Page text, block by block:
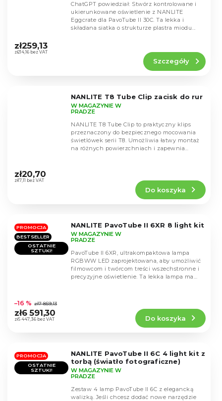
ocena
produktu
zł214,16 bez VAT
zł259,13
Szczegóły
ChatGPT powiedział: Stwórz kontrolowane i
ukierunkowane oświetlenie z NANLITE
Eggcrate dla PavoTube II 30C. Ta lekka i
składana siatka o strukturze plastra miodu...
NANLITE T8 Tube Clip zacisk do rur
ocena
produktu
gwiazdek.
W MAGAZYNIE W
PRADZE
zł17,11 bez VAT
zł20,70
Do koszyka
NANLITE T8 Tube Clip to praktyczny klips
przeznaczony do bezpiecznego mocowania
świetlówek serii T8. Umożliwia łatwy montaż
na różnych powierzchniach i zapewnia
PROMOCJA
BESTSELLER
OSTATNIE
SZTUKI!
NANLITE PavoTube II 6XR 8 light kit
ocena
produktu
wynosi
gwiazdek.
W MAGAZYNIE W
PRADZE
zł5 447,36 bez VAT
–16 % zł7 859,13
zł6 591,30
Do koszyka
PavoTube II 6XR, ultrakompaktowa lampa
RGBWW LED zaprojektowana, aby umożliwić
filmowcom i twórcom treści wszechstronne i
precyzyjne oświetlenie. Ta lekka lampa ma
PROMOCJA
OSTATNIE
SZTUKI!
NANLITE PavoTube II 6C 4 light kit z
torbą (światło fotograficzne)
W MAGAZYNIE W
PRADZE
Zestaw 4 lamp PavoTube II 6C z elegancką
walizką. Jeśli chcesz dodać nowe narzędzie